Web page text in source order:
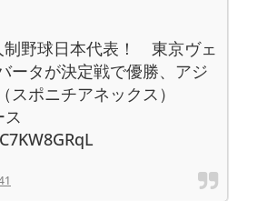
制野球日本代表！ 東京ヴェ
ータが決定戦で優勝、アジ
スポニチアネックス）